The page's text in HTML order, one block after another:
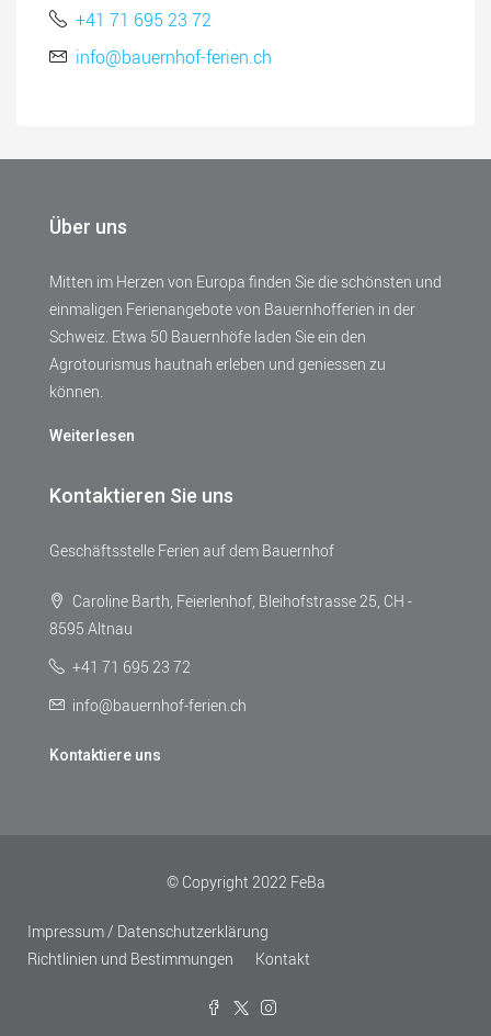
+41 71 695 23 72
info@bauernhof-ferien.ch
Über uns
Mitten im Herzen von Europa finden Sie die schönsten und
einmaligen Ferienangebote von Bauernhofferien in der
Schweiz. Etwa 50 Bauernhöfe laden Sie ein den
Agrotourismus hautnah erleben und geniessen zu
können.
Weiterlesen
Kontaktieren Sie uns
Geschäftsstelle Ferien auf dem Bauernhof
Caroline Barth, Feierlenhof, Bleihofstrasse 25, CH -
8595 Altnau
+41 71 695 23 72
info@bauernhof-ferien.ch
Kontaktiere uns
© Copyright 2022 FeBa
Impressum / Datenschutzerklärung
Richtlinien und Bestimmungen
Kontakt